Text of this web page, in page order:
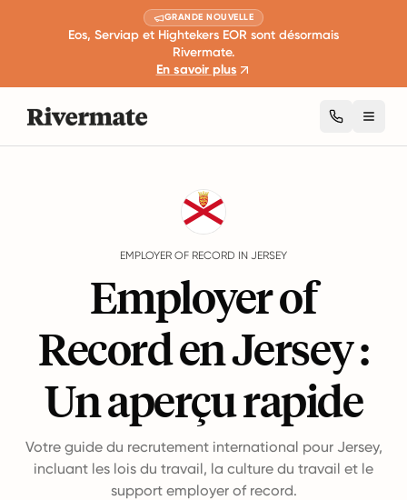
GRANDE NOUVELLE
Eos, Serviap et Hightekers EOR sont désormais
Rivermate.
En savoir plus
EMPLOYER OF RECORD IN JERSEY
Employer of
Record en Jersey :
Un aperçu rapide
Votre guide du recrutement international pour Jersey,
incluant les lois du travail, la culture du travail et le
support employer of record.